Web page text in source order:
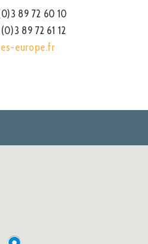
89 72 60 10
89 72 61 12
europe.fr